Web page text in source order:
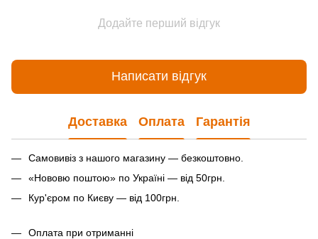
Додайте перший відгук
Написати відгук
Доставка Оплата Гарантія
Самовивіз з нашого магазину — безкоштовно.
«Нововю поштою» по Україні — від 50грн.
Кур'єром по Києву — від 100грн.
Оплата при отриманні